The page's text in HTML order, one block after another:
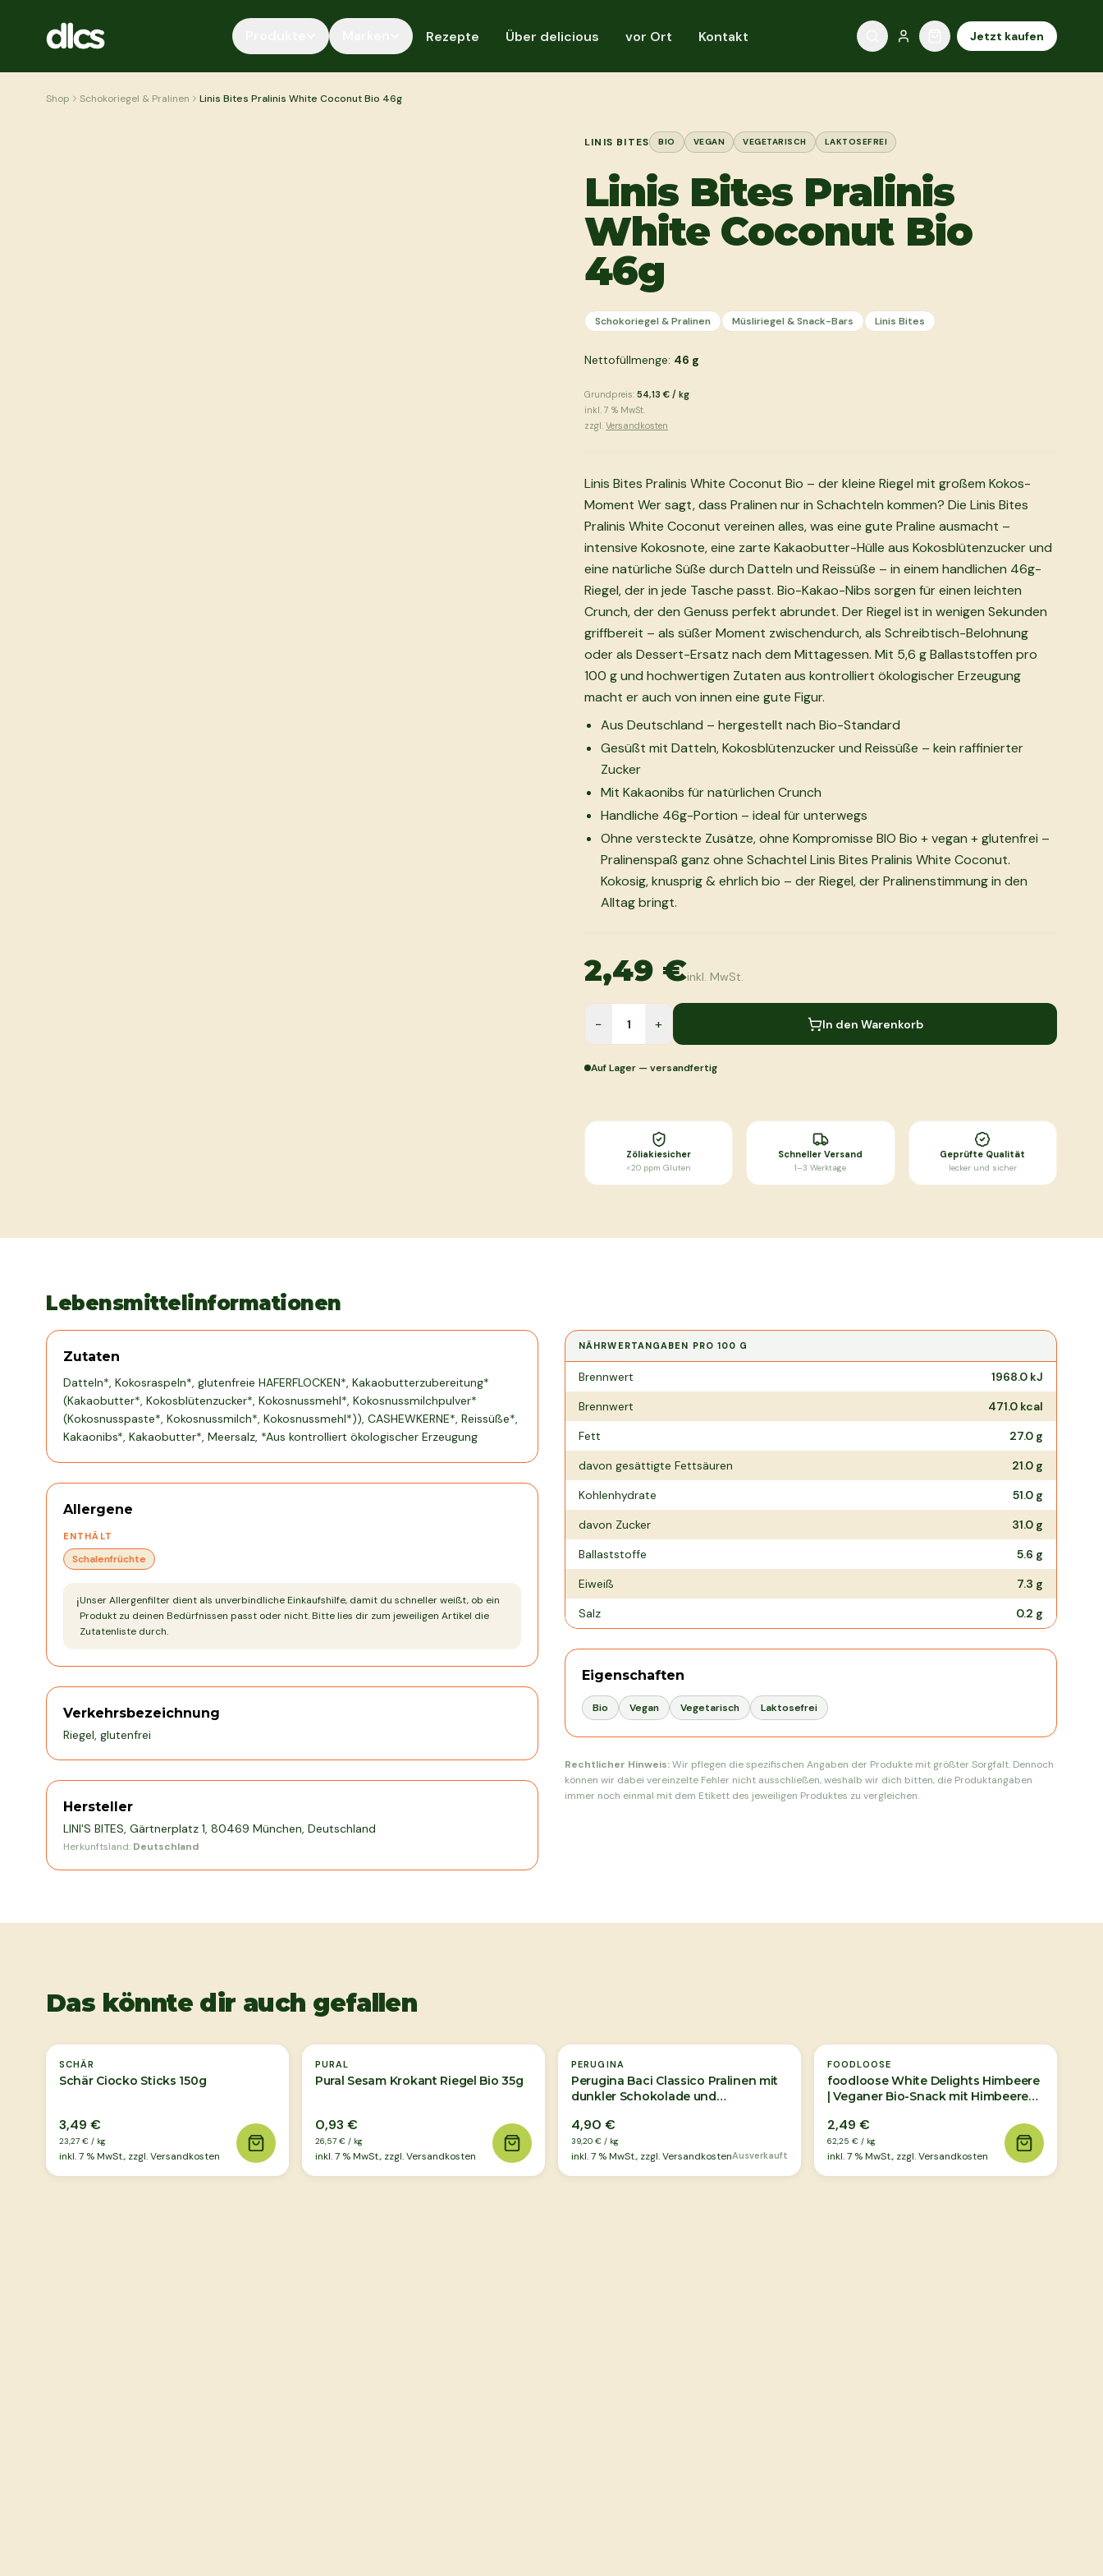
Rezepte Über delicious vor Ort Kontakt Jetzt kaufen
Shop Schokoriegel & Pralinen Linis Bites Pralinis White Coconut Bio 46g
LINIS BITES BIO VEGAN VEGETARISCH LAKTOSEFREI
Linis Bites Pralinis
White Coconut Bio
46g
Schokoriegel & Pralinen Müsliriegel & Snack-Bars Linis Bites
Nettofüllmenge: 46 g
Grundpreis: 54,13 € / kg
inkl. 7 % MwSt.
zzgl. Versandkosten
Linis Bites Pralinis White Coconut Bio – der kleine Riegel mit großem Kokos-
Moment Wer sagt, dass Pralinen nur in Schachteln kommen? Die Linis Bites
Pralinis White Coconut vereinen alles, was eine gute Praline ausmacht –
intensive Kokosnote, eine zarte Kakaobutter-Hülle aus Kokosblütenzucker und
eine natürliche Süße durch Datteln und Reissüße – in einem handlichen 46g-
Riegel, der in jede Tasche passt. Bio-Kakao-Nibs sorgen für einen leichten
Crunch, der den Genuss perfekt abrundet. Der Riegel ist in wenigen Sekunden
griffbereit – als süßer Moment zwischendurch, als Schreibtisch-Belohnung
oder als Dessert-Ersatz nach dem Mittagessen. Mit 5,6 g Ballaststoffen pro
100 g und hochwertigen Zutaten aus kontrolliert ökologischer Erzeugung
macht er auch von innen eine gute Figur.
Aus Deutschland – hergestellt nach Bio-Standard
Gesüßt mit Datteln, Kokosblütenzucker und Reissüße – kein raffinierter
Zucker
Mit Kakaonibs für natürlichen Crunch
Handliche 46g-Portion – ideal für unterwegs
Ohne versteckte Zusätze, ohne Kompromisse BIO Bio + vegan + glutenfrei –
Pralinenspaß ganz ohne Schachtel Linis Bites Pralinis White Coconut.
Kokosig, knusprig & ehrlich bio – der Riegel, der Pralinenstimmung in den
Alltag bringt.
2,49 €inkl. MwSt.
− + In den Warenkorb
Auf Lager — versandfertig
Zöliakiesicher
<20 ppm Gluten
Schneller Versand
1–3 Werktage
Geprüfte Qualität
lecker und sicher
Lebensmittelinformationen
Zutaten
Datteln*, Kokosraspeln*, glutenfreie HAFERFLOCKEN*, Kakaobutterzubereitung*
(Kakaobutter*, Kokosblütenzucker*, Kokosnussmehl*, Kokosnussmilchpulver*
(Kokosnusspaste*, Kokosnussmilch*, Kokosnussmehl*)), CASHEWKERNE*, Reissüße*,
Kakaonibs*, Kakaobutter*, Meersalz, *Aus kontrolliert ökologischer Erzeugung
Allergene
ENTHÄLT
Schalenfrüchte
ℹ️Unser Allergenfilter dient als unverbindliche Einkaufshilfe, damit du schneller weißt, ob ein
Produkt zu deinen Bedürfnissen passt oder nicht. Bitte lies dir zum jeweiligen Artikel die
Zutatenliste durch.
Verkehrsbezeichnung
Riegel, glutenfrei
Hersteller
LINI'S BITES, Gärtnerplatz 1, 80469 München, Deutschland
Herkunftsland: Deutschland
NÄHRWERTANGABEN PRO100 G
Nährwertangaben pro
Brennwert 1968.0 kJ
Brennwert
471.0 kcal
Fett
27.0 g
davon gesättigte Fettsäuren
21.0 g
Kohlenhydrate
51.0 g
davon Zucker
31.0 g
Ballaststoffe
5.6 g
Eiweiß
7.3 g
Salz
0.2 g
Eigenschaften
Bio Vegan Vegetarisch Laktosefrei
Rechtlicher Hinweis:Wir pflegen die spezifischen Angaben der Produkte mit größter Sorgfalt. Dennoch
können wir dabei vereinzelte Fehler nicht ausschließen, weshalb wir dich bitten, die Produktangaben
immer noch einmal mit dem Etikett des jeweiligen Produktes zu vergleichen.
Das könnte dir auch gefallen
SCHÄR
Schär Ciocko Sticks 150g
3,49 €
23,27 € / kg
inkl.7 % MwSt., zzgl. Versandkosten
PURAL
Pural Sesam Krokant Riegel Bio 35g
0,93 €
26,57 € / kg
inkl.7 % MwSt., zzgl. Versandkosten
PERUGINA
Perugina Baci Classico Pralinen mit
dunkler Schokolade und
4,90 €
39,20 € / kg
inkl.7 % MwSt., zzgl. VersandkostenAusverkauft
FOODLOOSE
foodloose White Delights Himbeere
| Veganer Bio-Snack mit Himbeeren
2,49 €
62,25 € / kg
inkl.7 % MwSt., zzgl. Versandkosten